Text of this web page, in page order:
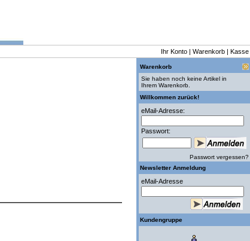
Ihr Konto | Warenkorb | Kasse
Warenkorb
Sie haben noch keine Artikel in
Ihrem Warenkorb.
Willkommen zurück!
eMail-Adresse:
Passwort:
Passwort vergessen?
Newsletter Anmeldung
eMail-Adresse
Kundengruppe